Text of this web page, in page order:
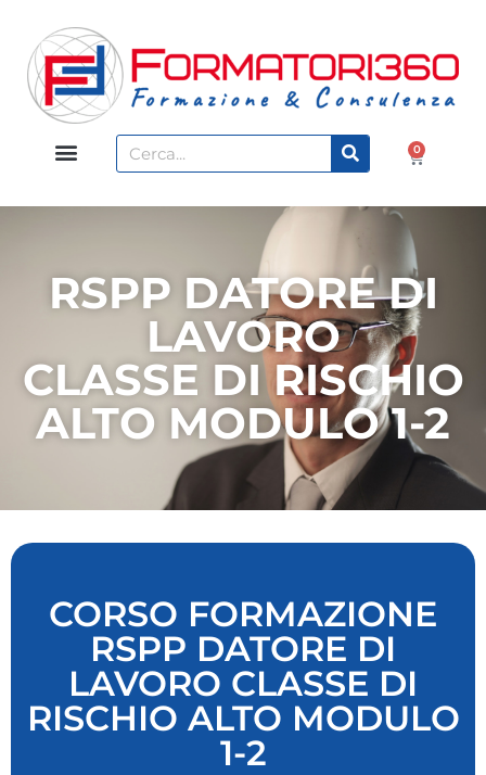
0
RSPP DATORE DI
LAVORO
CLASSE DI RISCHIO
ALTO MODULO 1-2
CORSO FORMAZIONE
RSPP DATORE DI
LAVORO CLASSE DI
RISCHIO ALTO MODULO
1-2